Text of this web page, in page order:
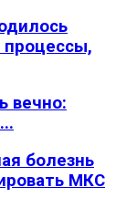
вечно:
болезнь
МКС